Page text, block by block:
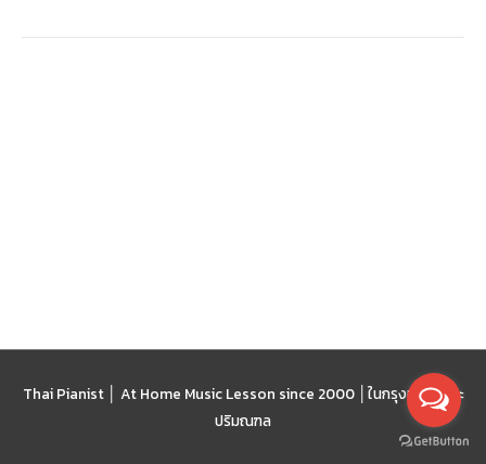
เพี้ยน
Thai Pianist │ At Home Music Lesson since 2000 │ ในกรุงเทพฯ และ
ปริมณฑล